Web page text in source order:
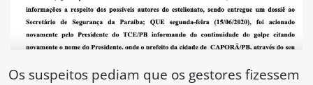
Os suspeitos pediam que os gestores fizessem